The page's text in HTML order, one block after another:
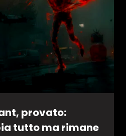
provato:
tutto ma rimane